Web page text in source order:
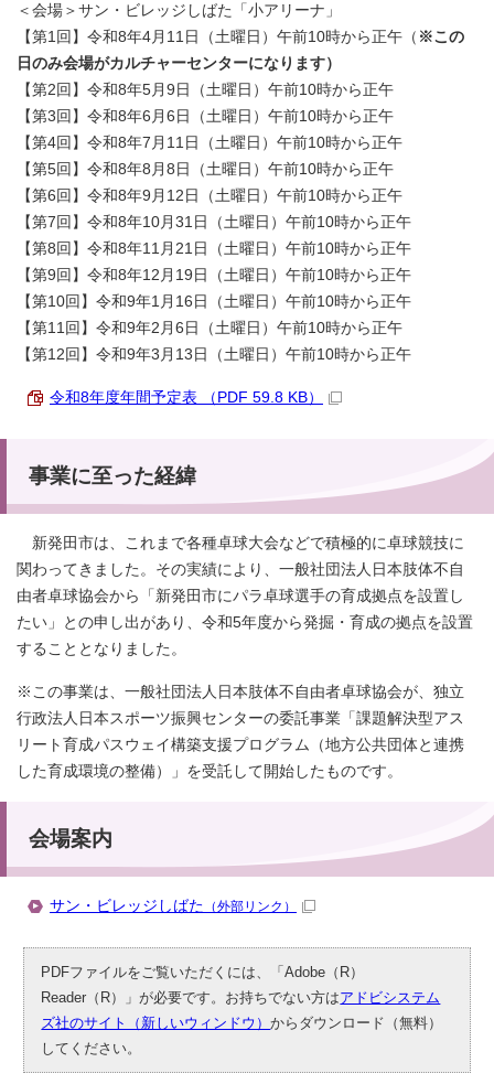
＜会場＞サン・ビレッジしばた「小アリーナ」
【第1回】令和8年4月11日（土曜日）午前10時から正午（ ※この
日のみ会場がカルチャーセンターになります）
【第2回】令和8年5月9日（土曜日）午前10時から正午
【第3回】令和8年6月6日（土曜日）午前10時から正午
【第4回】令和8年7月11日（土曜日）午前10時から正午
【第5回】令和8年8月8日（土曜日）午前10時から正午
【第6回】令和8年9月12日（土曜日）午前10時から正午
【第7回】令和8年10月31日（土曜日）午前10時から正午
【第8回】令和8年11月21日（土曜日）午前10時から正午
【第9回】令和8年12月19日（土曜日）午前10時から正午
【第10回】令和9年1月16日（土曜日）午前10時から正午
【第11回】令和9年2月6日（土曜日）午前10時から正午
【第12回】令和9年3月13日（土曜日）午前10時から正午
令和8年度年間予定表 （PDF 59.8 KB）
事業に至った経緯
新発田市は、これまで各種卓球大会などで積極的に卓球競技に
関わってきました。その実績により、一般社団法人日本肢体不自
由者卓球協会から「新発田市にパラ卓球選手の育成拠点を設置し
たい」との申し出があり、令和5年度から発掘・育成の拠点を設置
することとなりました。
※この事業は、一般社団法人日本肢体不自由者卓球協会が、独立
行政法人日本スポーツ振興センターの委託事業「課題解決型アス
リート育成パスウェイ構築支援プログラム（地方公共団体と連携
した育成環境の整備）」を受託して開始したものです。
会場案内
サン・ビレッジしばた （外部リンク）
PDFファイルをご覧いただくには、「Adobe（R）
Reader（R）」が必要です。お持ちでない方はアドビシステム
ズ社のサイト（新しいウィンドウ）からダウンロード（無料）
してください。